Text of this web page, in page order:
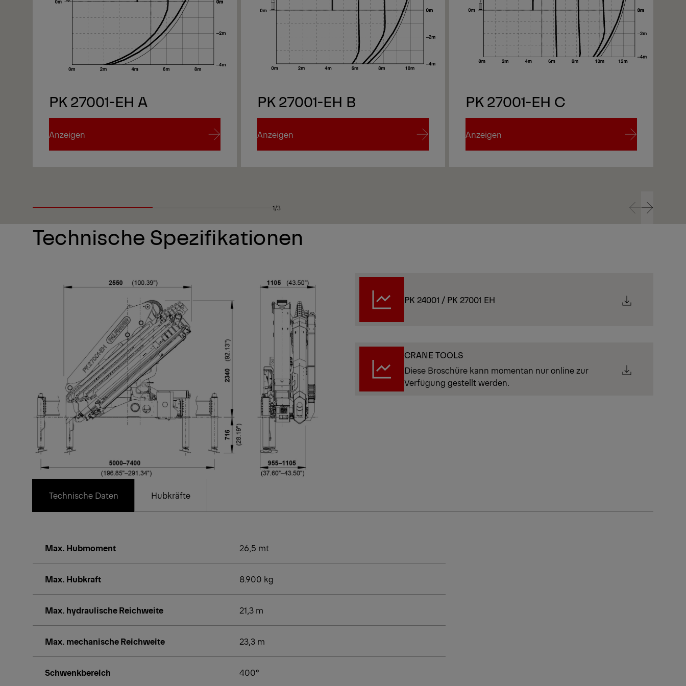
Weiter
PK 27001-EH A
Anzeigen
PK 27001-EH B
Anzeigen
PK 27001-EH C
Anzeigen
1/3 PrevNext
Technische Spezifikationen
PK 24001 / PK 27001 EH
CRANE TOOLS
Diese Broschüre kann momentan nur online zur
Verfügung gestellt werden.
Technische Daten Hubkräfte
Max. Hubmoment 26,5 mt
Max. Hubkraft 8.900 kg
Max. hydraulische Reichweite 21,3 m
Max. mechanische Reichweite 23,3 m
Schwenkbereich 400°